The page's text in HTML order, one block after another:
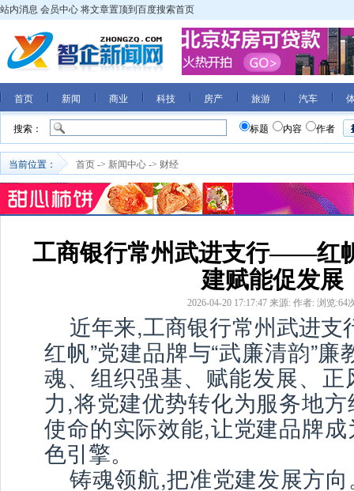
站内消息 会员中心 将文章置顶到百度搜索首页
首页 新闻 商业 科技 房产 旅游 汽车
搜索： 标题 内容 作者
当前位置： 首页 -> 新闻中心 -> 财经
工商银行常州武进支行——红
建赋能促发展
2026-04-20 17:17:47 来源: 作者: 浏览:64
近年来,工商银行常州武进支
红帆”党建品牌与“武廉清韵”
魂、组织强基、赋能发展、
力,将党建优势转化为服务地
使命的实际效能,让党建品牌
色引擎。
铸魂领航,把准党建发展方